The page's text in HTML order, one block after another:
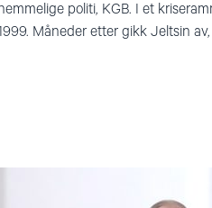
politi, KGB. I et
Måneder etter gikk Jeltsin